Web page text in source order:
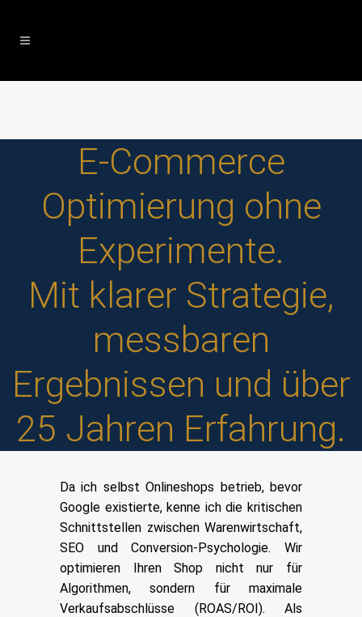
E-Commerce
Optimierung ohne
Experimente.
Mit klarer Strategie,
messbaren
Ergebnissen und über
25 Jahren Erfahrung.
Da ich selbst Onlineshops betrieb, bevor
Google existierte, kenne ich die kritischen
Schnittstellen zwischen Warenwirtschaft,
SEO und Conversion-Psychologie. Wir
optimieren Ihren Shop nicht nur für
Algorithmen, sondern für maximale
Verkaufsabschlüsse (ROAS/ROI). Als